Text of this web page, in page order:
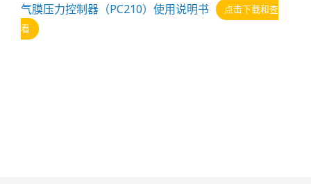
气膜压力控制器（PC210）使用说明书
点击下载和查
看